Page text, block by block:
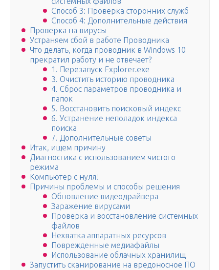
Способ 3: Проверка сторонних служб
Способ 4: Дополнительные действия
Проверка на вирусы
Устраняем сбой в работе Проводника
Что делать, когда проводник в Windows 10
прекратил работу и не отвечает?
1. Перезапуск Explorer.exe
3. Очистить историю проводника
4. Сброс параметров проводника и
папок
5. Восстановить поисковый индекс
6. Устранение неполадок индекса
поиска
7. Дополнительные советы
Итак, ищем причину
Диагностика с использованием чистого
режима
Компьютер с нуля!
Причины проблемы и способы решения
Обновление видеодрайвера
Заражение вирусами
Проверка и восстановление системных
файлов
Нехватка аппаратных ресурсов
Поврежденные медиафайлы
Использование облачных хранилищ
Запустить сканирование на вредоносное ПО